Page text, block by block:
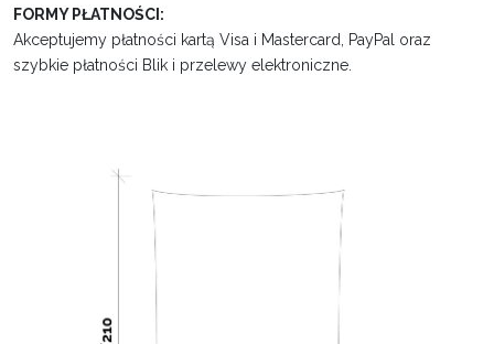
FORMY PŁATNOŚCI:
Akceptujemy płatności kartą Visa i Mastercard, PayPal oraz
szybkie płatności Blik i przelewy elektroniczne.